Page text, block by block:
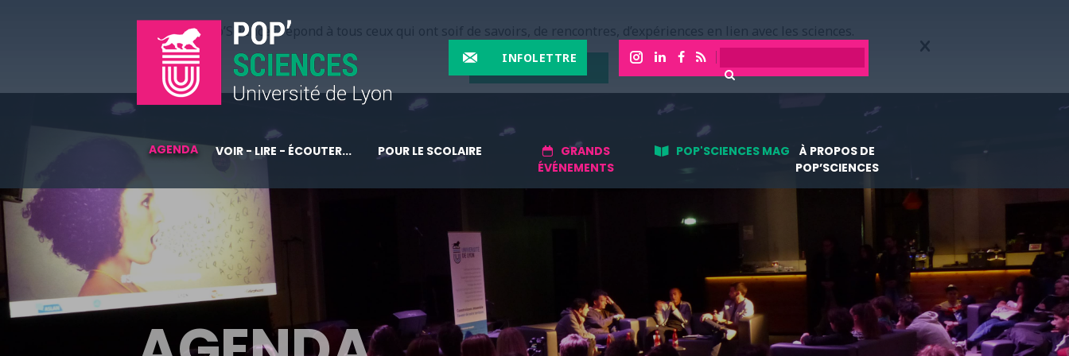
Pop’Sciences répond à tous ceux qui ont soif de savoirs, de rencontres, d’expériences en lien avec les sciences.
INFOLETTRE
AGENDA VOIR - LIRE - ÉCOUTER... POUR LE SCOLAIRE
GRANDS
ÉVÉNEMENTS
POP'SCIENCES MAG
À PROPOS DE
POP’SCIENCES